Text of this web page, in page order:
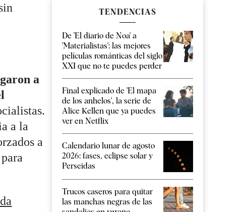
a
a la
a
TENDENCIAS
De 'El diario de Noa' a
'Materialistas': las mejores
películas románticas del siglo
XXI que no te puedes perder
Final explicado de 'El mapa
de los anhelos', la serie de
Alice Kellen que ya puedes
ver en Netflix
Calendario lunar de agosto
2026: fases, eclipse solar y
Perseidas
Trucos caseros para quitar
las manchas negras de las